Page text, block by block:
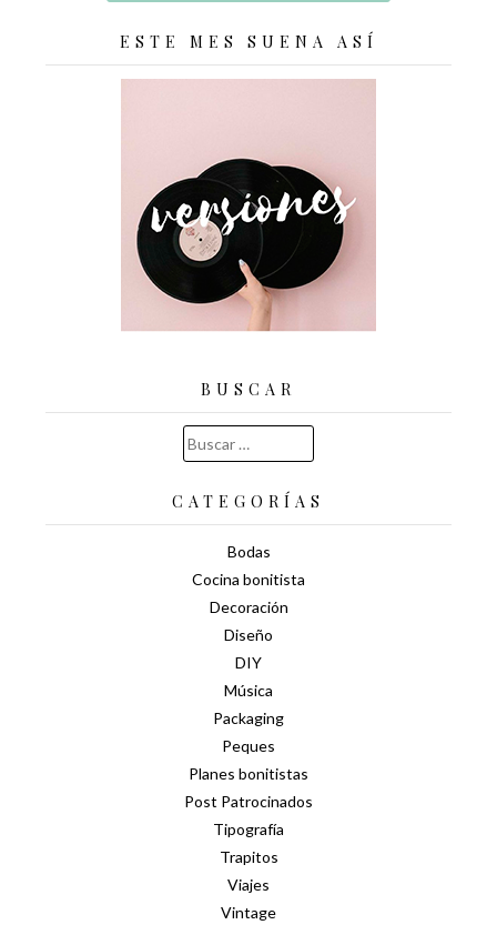
ESTE MES SUENA ASÍ
BUSCAR
Buscar:
CATEGORÍAS
Bodas
Cocina bonitista
Decoración
Diseño
DIY
Música
Packaging
Peques
Planes bonitistas
Post Patrocinados
Tipografía
Trapitos
Viajes
Vintage